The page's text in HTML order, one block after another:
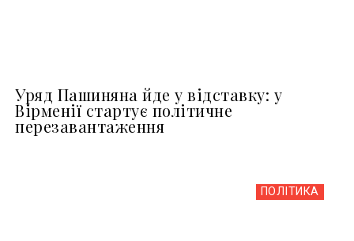
Уряд Пашиняна йде у відставку: у
Вірменії стартує політичне
перезавантаження
ПОЛІТИКА